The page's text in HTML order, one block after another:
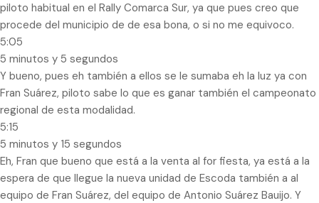
piloto habitual en el Rally Comarca Sur, ya que pues creo que
procede del municipio de de esa bona, o si no me equivoco.
5:05
5 minutos y 5 segundos
Y bueno, pues eh también a ellos se le sumaba eh la luz ya con
Fran Suárez, piloto sabe lo que es ganar también el campeonato
regional de esta modalidad.
5:15
5 minutos y 15 segundos
Eh, Fran que bueno que está a la venta al for fiesta, ya está a la
espera de que llegue la nueva unidad de Escoda también a al
equipo de Fran Suárez, del equipo de Antonio Suárez Bauijo. Y